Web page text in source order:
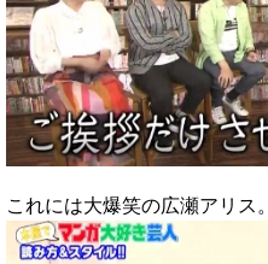
これには大爆笑の広瀬アリス。